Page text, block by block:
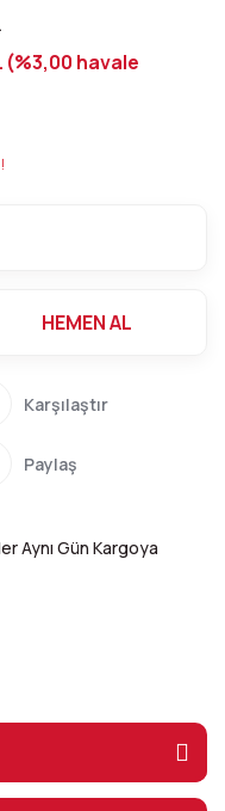
(%3,00 havale
HEMEN AL
Karşılaştır
Paylaş
Aynı Gün Kargoya